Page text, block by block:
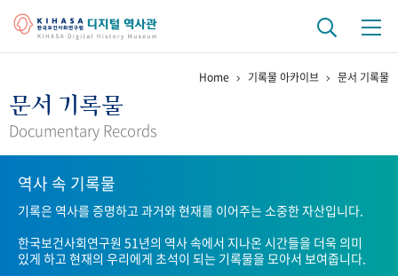
걸어온 길 기관 변천사
연구 역사
정책과 연구 키워드로 보는 연구 역사
연구자들
Home 기록물 아카이브 문서 기록물
문서 기록물
Documentary Records
역사 속 기록물
기록은 역사를 증명하고 과거와 현재를 이어주는 소중한 자산입니다.
한국보건사회연구원 51년의 역사 속에서 지나온 시간들을 더욱 의미
있게 하고 현재의 우리에게 초석이 되는 기록물을 모아서 보여줍니다.